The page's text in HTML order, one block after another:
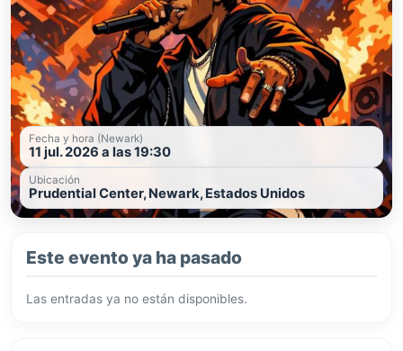
Fecha y hora (Newark)
11 jul. 2026 a las 19:30
Ubicación
Prudential Center, Newark, Estados Unidos
Este evento ya ha pasado
Las entradas ya no están disponibles.